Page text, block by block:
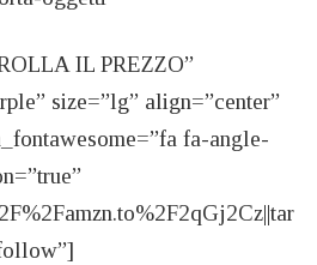
IL PREZZO”
size=”lg” align=”center”
fa-angle-